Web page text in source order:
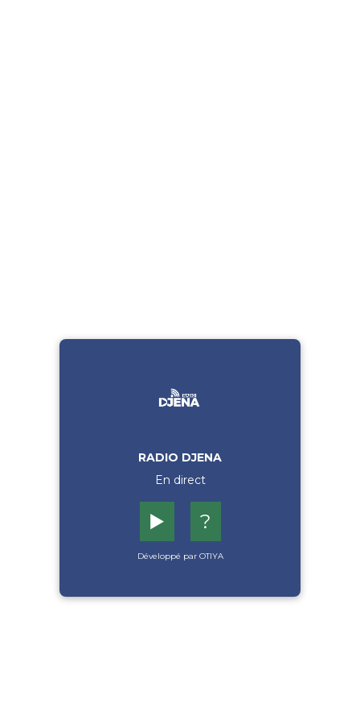
RADIO DJENA
En direct
▶️ ?
Développé par OTIYA